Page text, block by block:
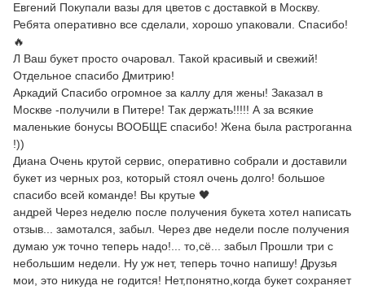
Евгений Покупали вазы для цветов с доставкой в Москву.
Ребята оперативно все сделали, хорошо упаковали. Спасибо!
🔥
Л Ваш букет просто очаровал. Такой красивый и свежий!
Отдельное спасибо Дмитрию!
Аркадий Спасибо огромное за каллу для жены! Заказал в
Москве -получили в Питере! Так держать!!!!! А за всякие
маленькие бонусы ВООБЩЕ спасибо! Жена была растроганна
!))
Диана Очень крутой сервис, оперативно собрали и доставили
букет из черных роз, который стоял очень долго! большое
спасибо всей команде! Вы крутые 🖤
андрей Через неделю после получения букета хотел написать
отзыв... замотался, забыл. Через две недели после получения
думаю уж точно теперь надо!... то,сё... забыл Прошли три с
небольшим недели. Ну уж нет, теперь точно напишу! Друзья
мои, это никуда не годится! Нет,понятно,когда букет сохраняет